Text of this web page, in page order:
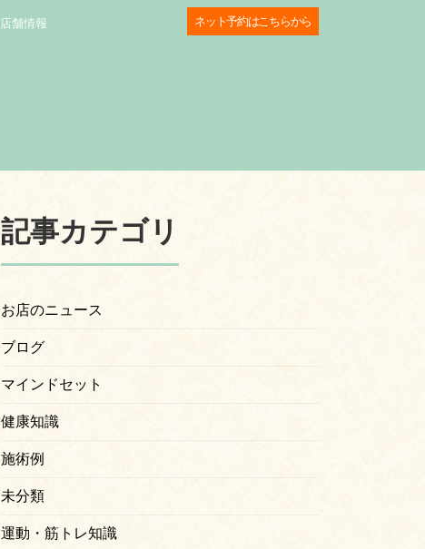
店舗情報 ネット予約はこちらから
記事カテゴリ
お店のニュース
ブログ
マインドセット
健康知識
施術例
未分類
運動・筋トレ知識